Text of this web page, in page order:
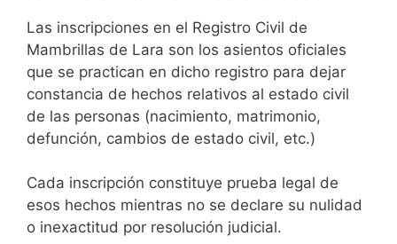
Las inscripciones en el Registro Civil de
Mambrillas de Lara son los asientos oficiales
que se practican en dicho registro para dejar
constancia de hechos relativos al estado civil
de las personas (nacimiento, matrimonio,
defunción, cambios de estado civil, etc.)
Cada inscripción constituye prueba legal de
esos hechos mientras no se declare su nulidad
o inexactitud por resolución judicial.